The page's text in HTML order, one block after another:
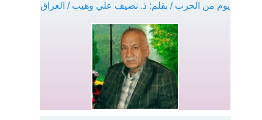
يوم من الحرب / بقلم: ذ. نصيف علي وهيب / العراق